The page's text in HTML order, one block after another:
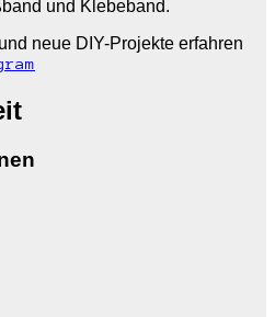
und Klebeband.
neue DIY-Projekte erfahren